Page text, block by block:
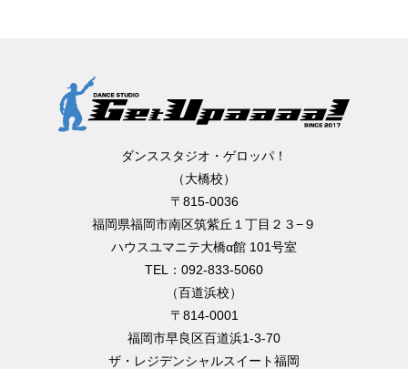
ダンススタジオ・ゲロッパ！
（大橋校）
〒815-0036
福岡県福岡市南区筑紫丘１丁目２３−９
ハウスユマニテ大橋α館 101号室
TEL：092-833-5060
（百道浜校）
〒814-0001
福岡市早良区百道浜1-3-70
ザ・レジデンシャルスイート福岡